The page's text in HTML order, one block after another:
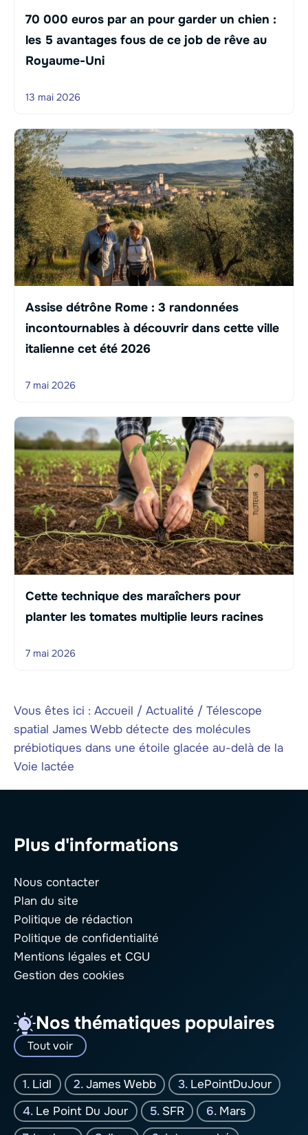
70 000 euros par an pour garder un chien :
les 5 avantages fous de ce job de rêve au
Royaume-Uni
13 mai 2026
Assise détrône Rome : 3 randonnées
incontournables à découvrir dans cette ville
italienne cet été 2026
7 mai 2026
Cette technique des maraîchers pour
planter les tomates multiplie leurs racines
7 mai 2026
Vous êtes ici : Accueil / Actualité / Télescope
spatial James Webb détecte des molécules
prébiotiques dans une étoile glacée au-delà de la
Voie lactée
Plus d'informations
Nous contacter
Plan du site
Politique de rédaction
Politique de confidentialité
Mentions légales et CGU
Gestion des cookies
Nos thématiques populaires
Tout voir
Lidl James Webb
LePointDuJour
Le Point Du Jour
SFR
Mars